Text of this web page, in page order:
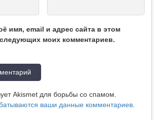
имя, email и адрес сайта в этом
моих комментариев.
Akismet для борьбы со спамом.
ваши данные комментариев.